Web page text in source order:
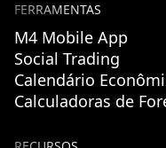
FERRAMENTAS
M4 Mobile App
Social Trading
Calendário
Calculadoras de